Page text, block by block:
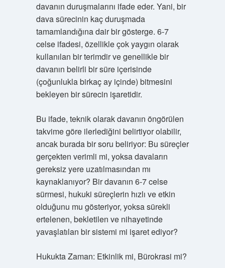
davanın duruşmalarını ifade eder. Yani, bir
dava sürecinin kaç duruşmada
tamamlandığına dair bir gösterge. 6-7
celse ifadesi, özellikle çok yaygın olarak
kullanılan bir terimdir ve genellikle bir
davanın belirli bir süre içerisinde
(çoğunlukla birkaç ay içinde) bitmesini
bekleyen bir sürecin işaretidir.
Bu ifade, teknik olarak davanın öngörülen
takvime göre ilerlediğini belirtiyor olabilir,
ancak burada bir soru beliriyor: Bu süreçler
gerçekten verimli mi, yoksa davaların
gereksiz yere uzatılmasından mı
kaynaklanıyor? Bir davanın 6-7 celse
sürmesi, hukuki süreçlerin hızlı ve etkin
olduğunu mu gösteriyor, yoksa sürekli
ertelenen, bekletilen ve nihayetinde
yavaşlatılan bir sistemi mi işaret ediyor?
Hukukta Zaman: Etkinlik mi, Bürokrasi mi?